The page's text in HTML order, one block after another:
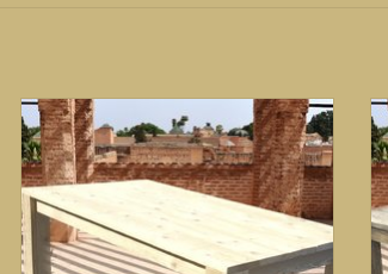
door heel Nederland, België en delen van
ondernemingen die beschikken over een
verleggen. U ontvangt dan een factuur
TOEVOEGEN AAN WINKELWAGEN